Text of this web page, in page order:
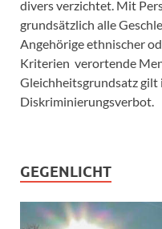
divers verzichtet. Mit
grundsätzlich alle
Angehörige ethnischer
Kriterien verortende
Gleichheitsgrundsatz gilt
Diskriminierungsverbot.
GEGENLICHT